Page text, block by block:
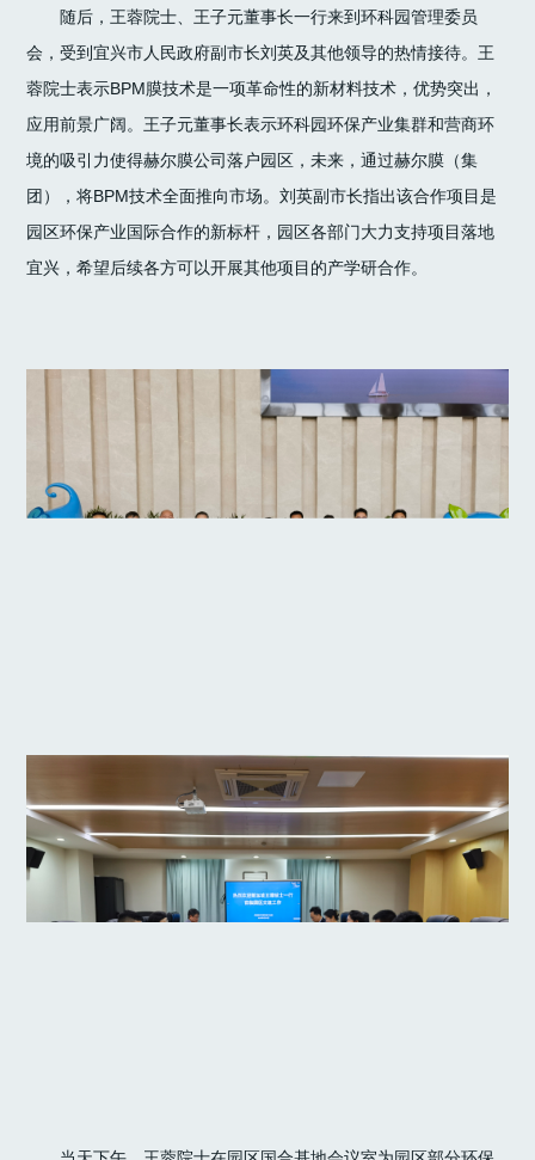
随后，王蓉院士、王子元董事长一行来到环科园管理委员
会，受到宜兴市人民政府副市长刘英及其他领导的热情接待。王
蓉院士表示BPM膜技术是一项革命性的新材料技术，优势突出，
应用前景广阔。王子元董事长表示环科园环保产业集群和营商环
境的吸引力使得赫尔膜公司落户园区，未来，通过赫尔膜（集
团），将BPM技术全面推向市场。刘英副市长指出该合作项目是
园区环保产业国际合作的新标杆，园区各部门大力支持项目落地
宜兴，希望后续各方可以开展其他项目的产学研合作。